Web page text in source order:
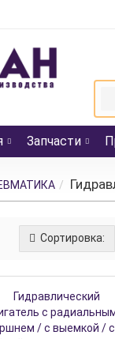
Запчасти
Сортировка: